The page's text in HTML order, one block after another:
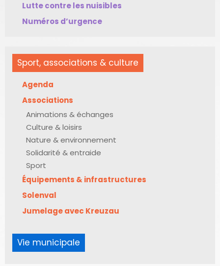
Lutte contre les nuisibles
Numéros d’urgence
Sport, associations & culture
Agenda
Associations
Animations & échanges
Culture & loisirs
Nature & environnement
Solidarité & entraide
Sport
Équipements & infrastructures
Solenval
Jumelage avec Kreuzau
Vie municipale